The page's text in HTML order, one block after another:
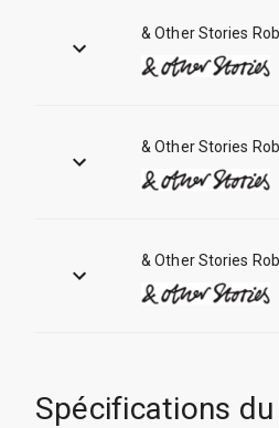
& Other Stories
& Other Stories
& Other Stories
Spécifications